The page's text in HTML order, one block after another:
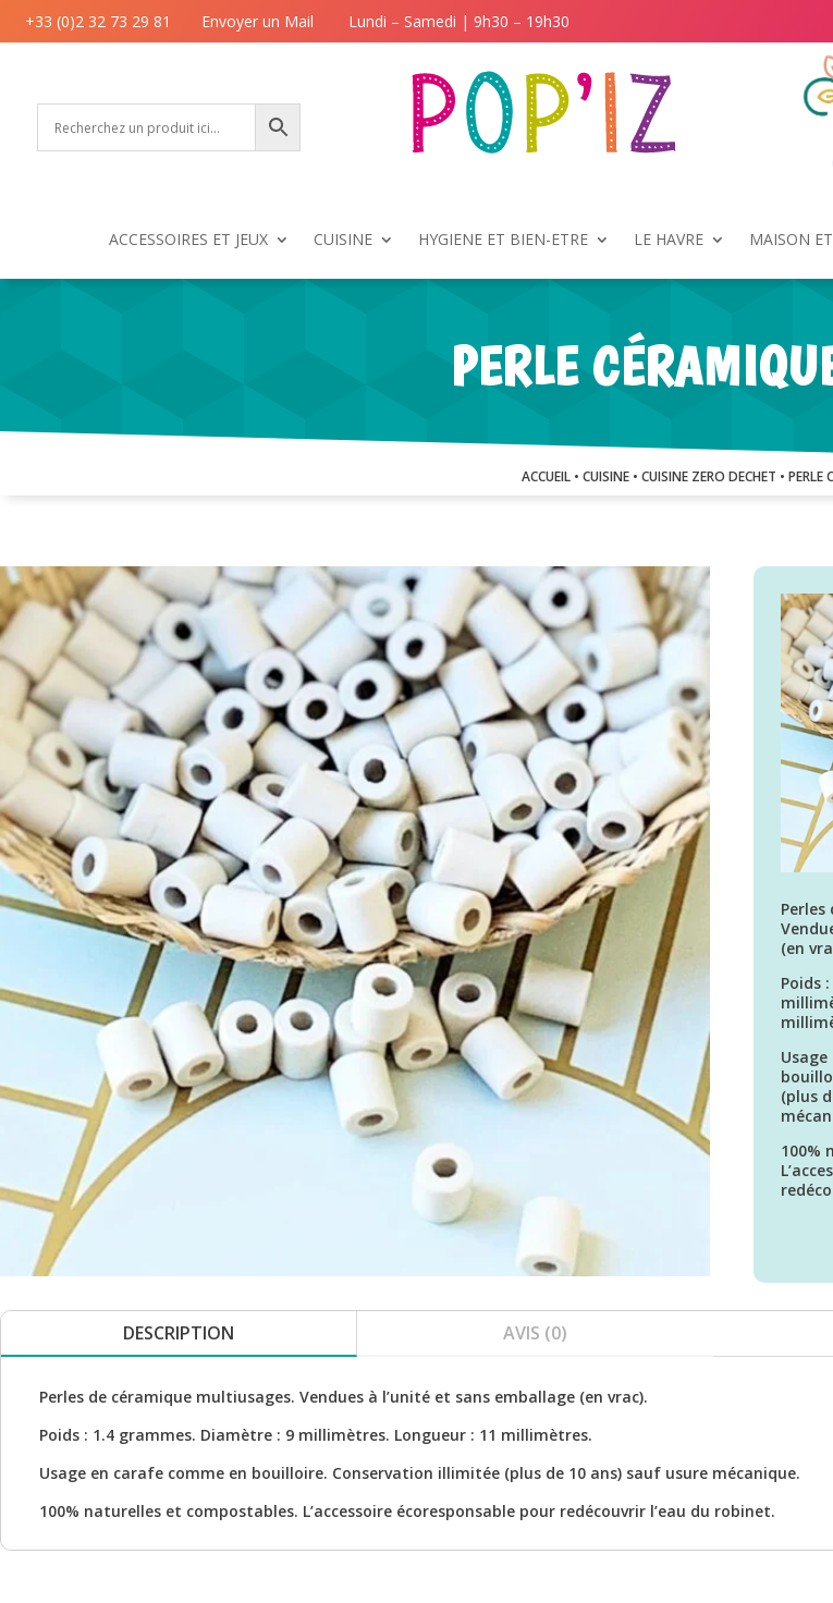
+33 (0)2 32 73 29 81 Envoyer un Mail Lundi – Samedi | 9h30 – 19h30
ACCESSOIRES ET JEUX CUISINE HYGIENE ET BIEN-ETRE LE HAVRE MAISON
PERLE
ACCUEIL• CUISINE• CUISINE ZERO DECHET • PERLE
(en
Poids
(plus
100%
DESCRIPTION AVIS (0)
Perles de céramique multiusages. Vendues à l’unité et sans emballage (en vrac).
Poids : 1.4 grammes. Diamètre : 9 millimètres. Longueur : 11 millimètres.
Usage en carafe comme en bouilloire. Conservation illimitée (plus de 10 ans) sauf usure mécanique.
100% naturelles et compostables. L’accessoire écoresponsable pour redécouvrir l’eau du robinet.